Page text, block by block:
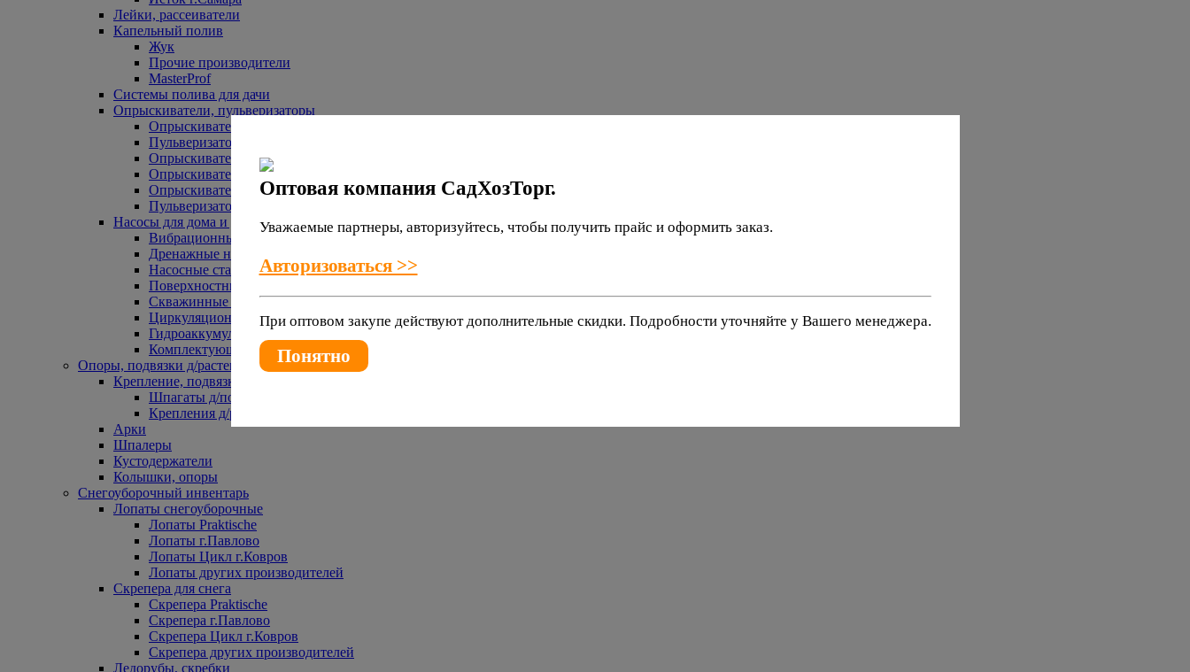
Лейки, рассеиватели
Капельный полив
Жук
Прочие производители
MasterProf
Системы полива для дачи
Опрыскиватели, пульверизаторы
Опрыскиватели аккумуляторные
Пульверизаторы прочие
Опрыскиватели Урожайная сотка
Опрыскиватели Жук
Опрыскиватели прочие
Пульверизаторы Урожайная сотка
Насосы для дома и дачи
Вибрационные насосы
Дренажные насосы
Насосные станции
Поверхностные насосы
Скважинные насосы
Циркуляционные насосы
Гидроаккумуляторы и расширительные баки
Комплектующие к насосам
Опоры, подвязки д/растений
Крепление, подвязки д/растений
Шпагаты д/подвязки растений
Крепления д/растений
Арки
Шпалеры
Кустодержатели
Колышки, опоры
Снегоуборочный инвентарь
Лопаты снегоуборочные
Лопаты Praktische
Лопаты г.Павлово
Лопаты Цикл г.Ковров
Лопаты других производителей
Скрепера для снега
Скрепера Praktische
Скрепера г.Павлово
Скрепера Цикл г.Ковров
Скрепера других производителей
Ледорубы, скребки
Оптовая компания СадХозТорг.
Уважаемые партнеры, авторизуйтесь, чтобы получить прайс и оформить заказ.
Авторизоваться >>
При оптовом закупе действуют дополнительные скидки. Подробности уточняйте у Вашего менеджера.
Понятно